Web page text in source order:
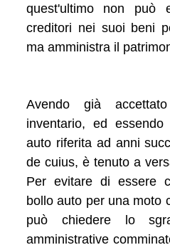
quest'ultimo non può
creditori nei suoi beni
ma amministra il
Avendo già
inventario, ed
auto riferita ad anni
de cuius, è tenuto a
Per evitare di essere
bollo auto per una moto
può chiedere lo
amministrative